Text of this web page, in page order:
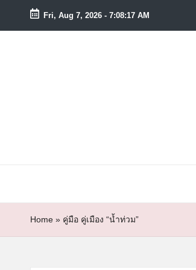
Skip
Fri, Aug 7, 2026 - 7:08:18 AM
Home » คู่มือ คู่เมือง “น้ำท่วม”